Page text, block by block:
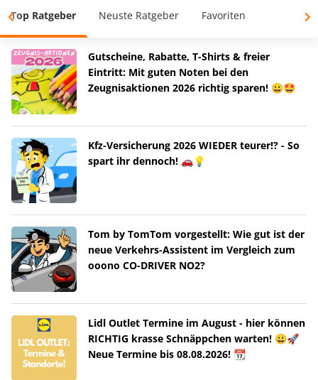
Top Ratgeber Neuste Ratgeber Favoriten
Gutscheine, Rabatte, T-Shirts & freier
Eintritt: Mit guten Noten bei den
Zeugnisaktionen 2026 richtig sparen! 😀🤩
Kfz-Versicherung 2026 WIEDER teurer!? - So
spart ihr dennoch! 🚗💡
Tom by TomTom vorgestellt: Wie gut ist der
neue Verkehrs-Assistent im Vergleich zum
ooono CO-DRIVER NO2?
Lidl Outlet Termine im August - hier können
RICHTIG krasse Schnäppchen warten! 😀🚀
Neue Termine bis 08.08.2026! 📆